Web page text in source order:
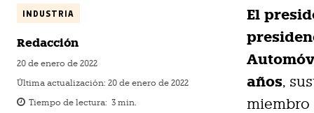
INDUSTRIA
Redacción
20 de enero de 2022
Última actualización: 20 de enero de 2022
Tiempo de lectura: 3 min.
El
años,
miembro